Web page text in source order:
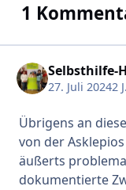
1
Selbsthilfe-
27. Juli 20242 J.
Übrigens an
von der
äußerts
dokumentierte